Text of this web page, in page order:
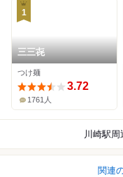
1
三三㐂
つけ麺
3.72
1761人
川崎駅周
関連